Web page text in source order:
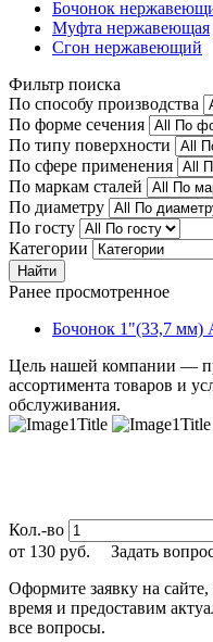
Бочонок
Муфта нержавеющая
Сгон нержавеющий
Фильтр поиска
По способу производства
По форме сечения
По типу поверхности
По сфере применения
По маркам сталей
По диаметру
По госту
Категории
Найти
Ранее просмотренное
Бочонок 1"(33,7 мм)
Цель нашей компании —
ассортимента товаров и
обслуживания.
Кол.-во
от 130 руб.
Задать
Оформите заявку на
время и предоставим
все вопросы.